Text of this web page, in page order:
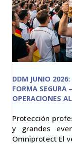
DDM JUNIO
FORMA SEGURA
OPERACIONES
Protección
y grandes
Omniprotect El